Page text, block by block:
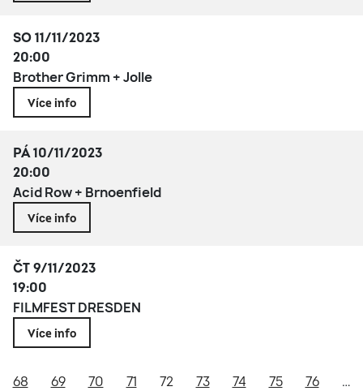
SO 11/11/2023
20:00
Brother Grimm + Jolle
Více info
PÁ 10/11/2023
20:00
Acid Row + Brnoenfield
Více info
ČT 9/11/2023
19:00
FILMFEST DRESDEN
Více info
68 69 70 71 72 73 74 75 76 …